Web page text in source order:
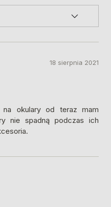
na okulary od teraz mam
nie spadną podczas ich
18 sierpnia 2021